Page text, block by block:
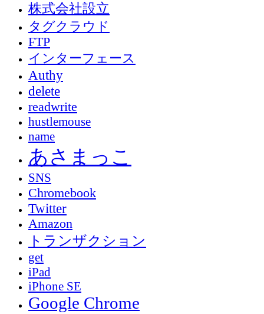
株式会社設立
タグクラウド
FTP
インターフェース
Authy
delete
readwrite
hustlemouse
name
あさまっこ
SNS
Chromebook
Twitter
Amazon
トランザクション
get
iPad
iPhone SE
Google Chrome